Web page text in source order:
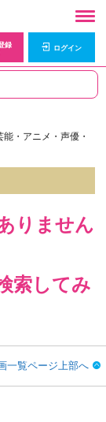
録
ログイン
・アニメ・声優・
りません
索してみ
一覧ページ上部へ